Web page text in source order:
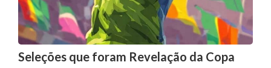
Seleções que foram Revelação da Copa